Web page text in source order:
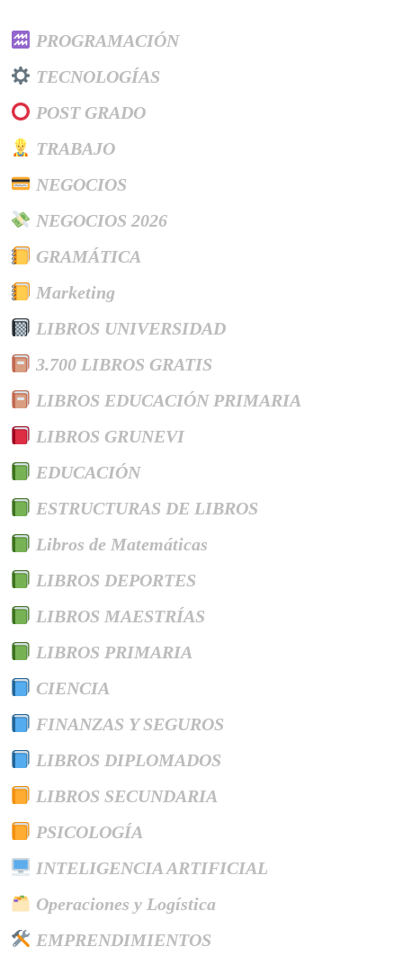
PROGRAMACIÓN
TECNOLOGÍAS
POST GRADO
TRABAJO
NEGOCIOS
NEGOCIOS 2026
GRAMÁTICA
Marketing
LIBROS UNIVERSIDAD
3.700 LIBROS GRATIS
LIBROS EDUCACIÓN PRIMARIA
LIBROS GRUNEVI
EDUCACIÓN
ESTRUCTURAS DE LIBROS
Libros de Matemáticas
LIBROS DEPORTES
LIBROS MAESTRÍAS
LIBROS PRIMARIA
CIENCIA
FINANZAS Y SEGUROS
LIBROS DIPLOMADOS
LIBROS SECUNDARIA
PSICOLOGÍA
INTELIGENCIA ARTIFICIAL
Operaciones y Logística
EMPRENDIMIENTOS